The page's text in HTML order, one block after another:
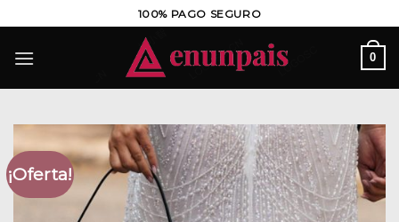
al
contenido
100% PAGO SEGURO
0
¡Oferta!